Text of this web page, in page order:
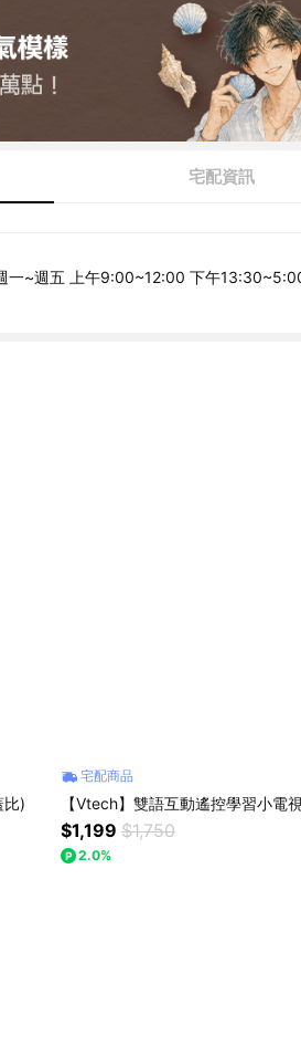
宅配資訊
一~週五 上午9:00~12:00 下午
比)
宅配商品
【Vtech】雙語互動遙控學習小電
$1,199 $1,750
2.0%